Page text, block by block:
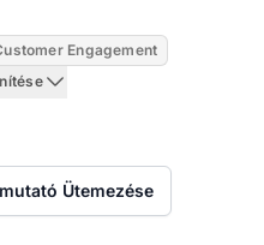
Engagement
Ütemezése